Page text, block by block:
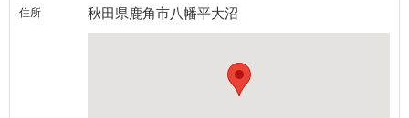
住所 秋田県鹿角市八幡平大沼